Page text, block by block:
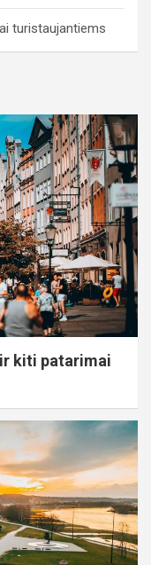
turistaujantiems
kiti patarimai